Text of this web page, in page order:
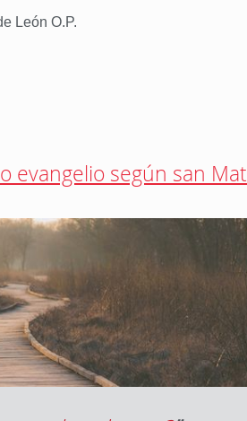
León O.P.
evangelio según san